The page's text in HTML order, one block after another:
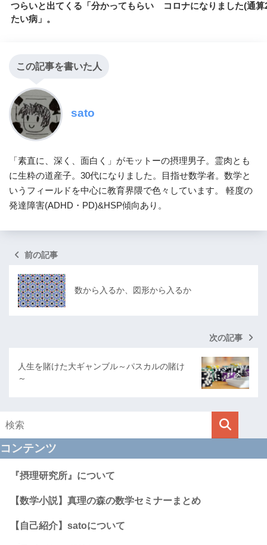
つらいと出てくる「分かってもらい
たい病」。
コロナになりました(通算
この記事を書いた人
sato
「素直に、深く、面白く」がモットーの摂理男子。霊肉とも
に生粋の道産子。30代になりました。目指せ数学者。数学と
いうフィールドを中心に教育界隈で色々しています。 軽度の
発達障害(ADHD・PD)&HSP傾向あり。
前の記事
数から入るか、図形から入るか
次の記事
人生を賭けた大ギャンブル～パスカルの賭け
～
コンテンツ
『摂理研究所』について
【数学小説】真理の森の数学セミナーまとめ
【自己紹介】satoについて